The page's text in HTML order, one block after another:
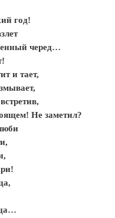
год!
черед…
и тает,
Не заметил?